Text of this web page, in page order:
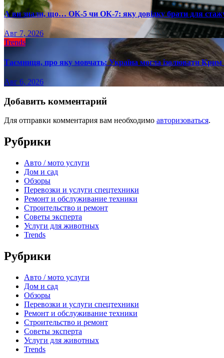
А ви знали, що… ОК-5 чи ОК-7: яку довідку брати для
Авг 7, 2026
Trends
Таємниця, про яку мовчать: Україна могла ізолювати
Авг 6, 2026
Добавить комментарий
Для отправки комментария вам необходимо авторизоваться.
Рубрики
Авто / мото услуги
Дом и сад
Обзоры
Перевозки и услуги спецтехники
Ремонт и обслуживание техники
Строительство и ремонт
Советы эксперта
Услуги для животных
Trends
Рубрики
Авто / мото услуги
Дом и сад
Обзоры
Перевозки и услуги спецтехники
Ремонт и обслуживание техники
Строительство и ремонт
Советы эксперта
Услуги для животных
Trends